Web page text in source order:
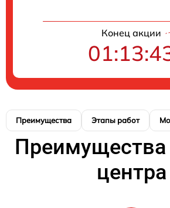
Конец акции
Преимущества Этапы работ
Преимущества
центра